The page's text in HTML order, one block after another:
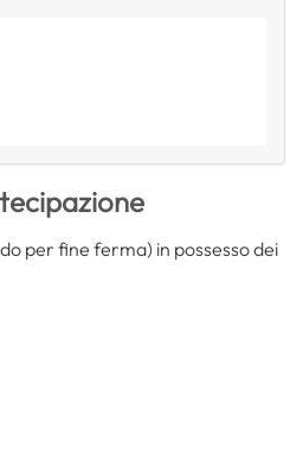
per fine ferma) in possesso dei